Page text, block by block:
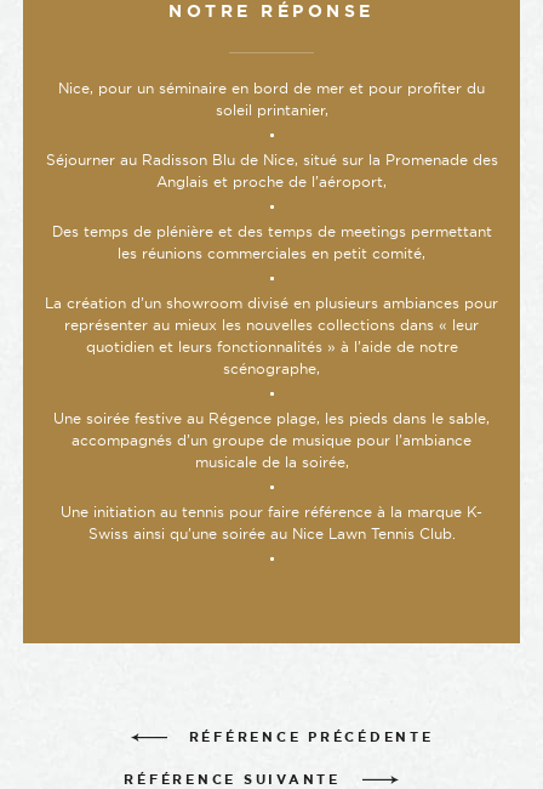
NOTRE RÉPONSE
Nice, pour un séminaire en bord de mer et pour profiter du
soleil printanier,
Séjourner au Radisson Blu de Nice, situé sur la Promenade des
Anglais et proche de l’aéroport,
Des temps de plénière et des temps de meetings permettant
les réunions commerciales en petit comité,
La création d’un showroom divisé en plusieurs ambiances pour
représenter au mieux les nouvelles collections dans « leur
quotidien et leurs fonctionnalités » à l’aide de notre
scénographe,
Une soirée festive au Régence plage, les pieds dans le sable,
accompagnés d’un groupe de musique pour l’ambiance
musicale de la soirée,
Une initiation au tennis pour faire référence à la marque K-
Swiss ainsi qu’une soirée au Nice Lawn Tennis Club.
RÉFÉRENCE PRÉCÉDENTE
RÉFÉRENCE SUIVANTE